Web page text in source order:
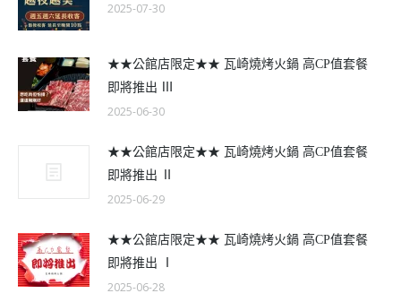
2025-07-30
★★公館店限定★★ 瓦崎燒烤火鍋 高CP值套餐
即將推出 Ⅲ
2025-06-30
★★公館店限定★★ 瓦崎燒烤火鍋 高CP值套餐
即將推出 Ⅱ
2025-06-29
★★公館店限定★★ 瓦崎燒烤火鍋 高CP值套餐
即將推出 Ⅰ
2025-06-28